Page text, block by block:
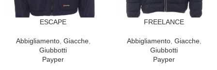
ESCAPE
Abbigliamento, Giacche,
Giubbotti
Payper
FREELANCE
Abbigliamento, Giacche,
Giubbotti
Payper